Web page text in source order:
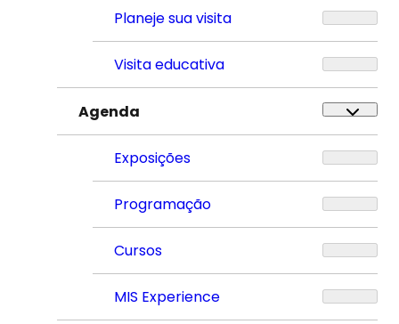
Planeje sua visita
Visita educativa
Agenda
Exposições
Programação
Cursos
MIS Experience